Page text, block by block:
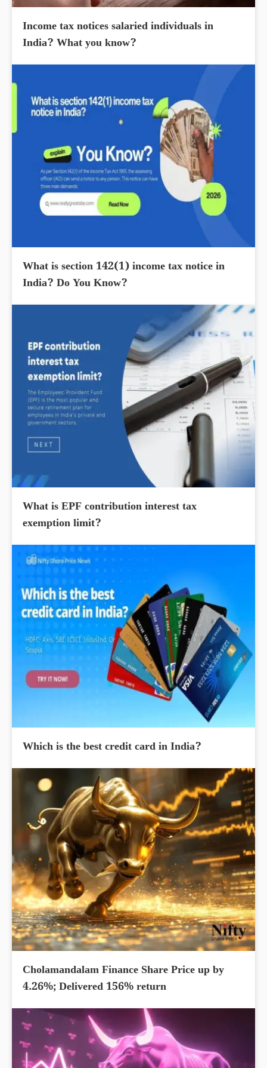
Income tax notices salaried individuals in
India? What you know?
What is section 142(1) income tax notice in
India? Do You Know?
What is EPF contribution interest tax
exemption limit?
Which is the best credit card in India?
Cholamandalam Finance Share Price up by
4.26%; Delivered 156% return